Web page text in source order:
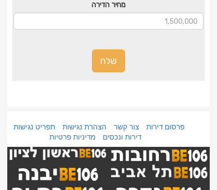
מחיר הדירה
שלח
פרסום דירות צור קשר הצהרת נגישות
תפריט נגישות
דירות ונכסים
מדיניות פרטיות